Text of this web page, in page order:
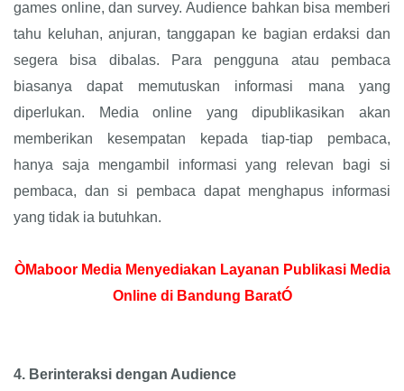
games online, dan survey. Audience bahkan bisa memberi
tahu keluhan, anjuran, tanggapan ke bagian erdaksi dan
segera bisa dibalas. Para pengguna atau pembaca
biasanya dapat memutuskan informasi mana yang
diperlukan. Media online yang dipublikasikan akan
memberikan kesempatan kepada tiap-tiap pembaca,
hanya saja mengambil informasi yang relevan bagi si
pembaca, dan si pembaca dapat menghapus informasi
yang tidak ia butuhkan.
ÒMaboor Media Menyediakan Layanan Publikasi Media
Online di Bandung BaratÓ
4. Berinteraksi dengan Audience